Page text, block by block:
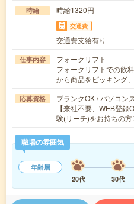
時給 時給1320円
交通費
交通費支給有り
仕事内容
フォークリフト
フォークリフトでの飲
から商品をピッキング
応募資格
ブランクOK / パソコン
【来社不要、WEB登
験(リーチ)をお持ちの
職場の雰囲気
年齢層
20代
30代